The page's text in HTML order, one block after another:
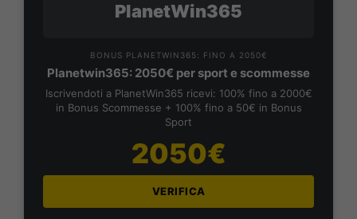
PlanetWin365
BONUS PLANETWIN365: FINO A 2050€
Planetwin365: 2050€ per sport e scommesse
Iscrivendoti a PlanetWin365 ricevi: 100% fino a 2000€
in Bonus Scommesse + 100% fino a 50€ in Bonus
Sport
2050€
VERIFICA